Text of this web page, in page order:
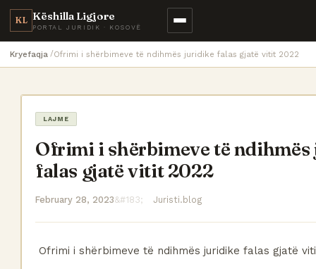
KL Këshilla Ligjore
PORTAL JURIDIK · KOSOVË
Kryefaqja Ofrimi i shërbimeve të ndihmës juridike falas gjatë vitit 2022
LAJME
Ofrimi i shërbimeve të
falas gjatë vitit 2022
February 28, 2023 Juristi.blog
Ofrimi i shërbimeve të ndihmës juridike falas gjatë